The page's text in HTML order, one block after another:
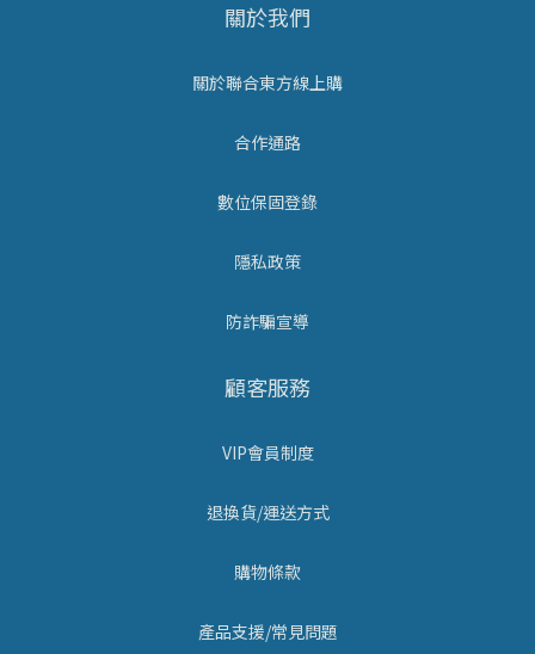
關於我們
關於聯合東方線上購
合作通路
數位保固登錄
隱私政策
防詐騙宣導
顧客服務
VIP會員制度
退換貨/運送方式
購物條款
產品支援/常見問題